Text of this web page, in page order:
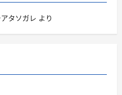
タソガレ より